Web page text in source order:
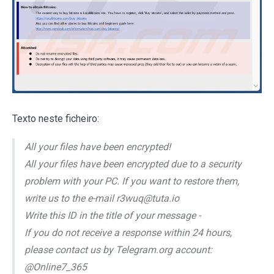
Texto neste ficheiro:
All your files have been encrypted!
All your files have been encrypted due to a security
problem with your PC. If you want to restore them,
write us to the e-mail r3wuq@tuta.io
Write this ID in the title of your message -
If you do not receive a response within 24 hours,
please contact us by Telegram.org account:
@Online7_365